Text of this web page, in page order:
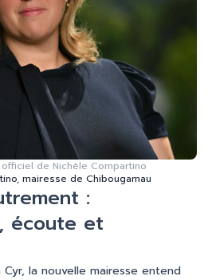
de Nichèle Compartino
mairesse de Chibougamau
:
écoute et
la nouvelle mairesse entend